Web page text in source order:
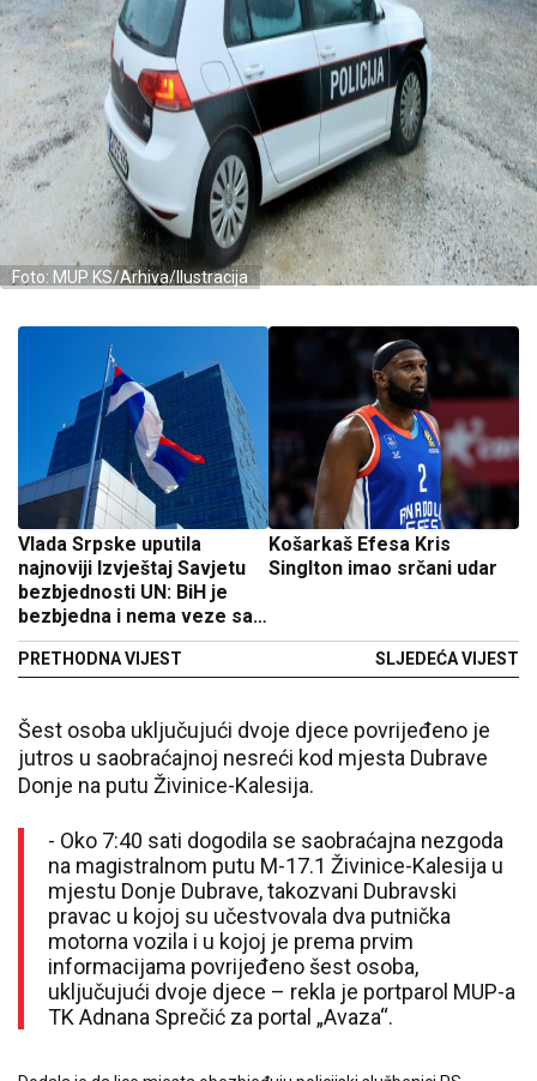
Foto: MUP KS/Arhiva/Ilustracija
Vlada Srpske uputila
najnoviji Izvještaj Savjetu
bezbjednosti UN: BiH je
bezbjedna i nema veze sa
sukobom u Ukrajini
PRETHODNA VIJEST
Košarkaš Efesa Kris
Singlton imao srčani udar
SLJEDEĆA VIJEST
Šest osoba uključujući dvoje djece povrijeđeno je
jutros u saobraćajnoj nesreći kod mjesta Dubrave
Donje na putu Živinice-Kalesija.
- Oko 7:40 sati dogodila se saobraćajna nezgoda
na magistralnom putu M-17.1 Živinice-Kalesija u
mjestu Donje Dubrave, takozvani Dubravski
pravac u kojoj su učestvovala dva putnička
motorna vozila i u kojoj je prema prvim
informacijama povrijeđeno šest osoba,
uključujući dvoje djece – rekla je portparol MUP-a
TK Adnana Sprečić za portal „Avaza“.